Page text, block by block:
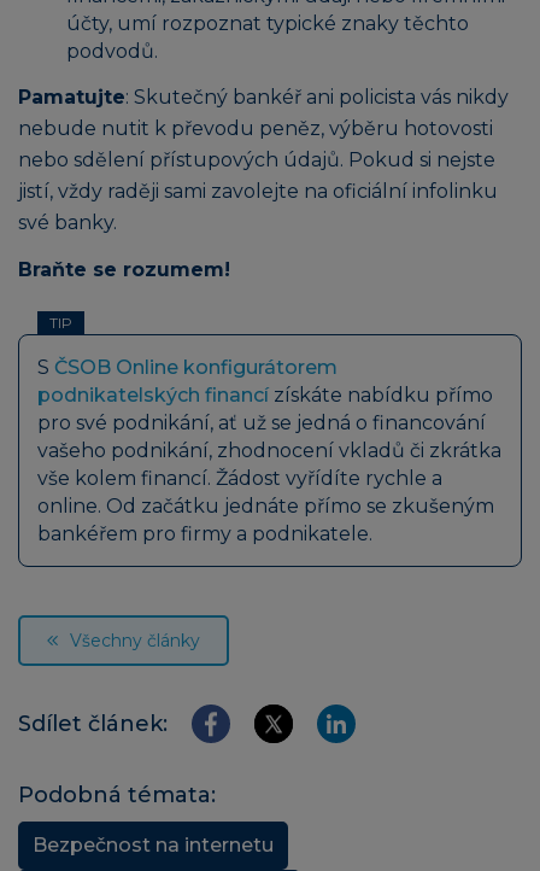
účty, umí rozpoznat typické znaky těchto
podvodů.
Pamatujte: Skutečný bankéř ani policista vás nikdy
nebude nutit k převodu peněz, výběru hotovosti
nebo sdělení přístupových údajů. Pokud si nejste
jistí, vždy raději sami zavolejte na oficiální infolinku
své banky.
Braňte se rozumem!
TIP
S ČSOB Online konfigurátorem
podnikatelských financí získáte nabídku přímo
pro své podnikání, ať už se jedná o financování
vašeho podnikání, zhodnocení vkladů či zkrátka
vše kolem financí. Žádost vyřídíte rychle a
online. Od začátku jednáte přímo se zkušeným
bankéřem pro firmy a podnikatele.
Všechny články
Sdílet článek:
Podobná témata:
Bezpečnost na internetu